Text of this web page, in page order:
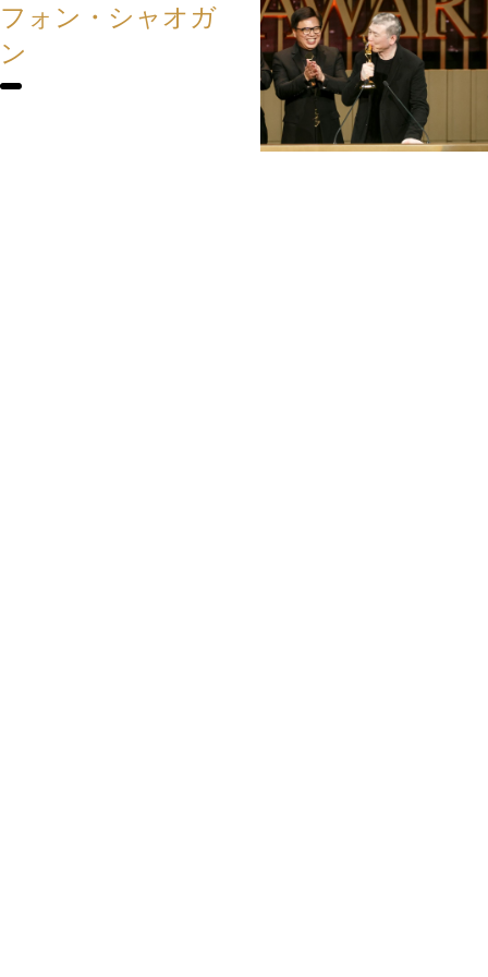
フォン・シャオガ
ン